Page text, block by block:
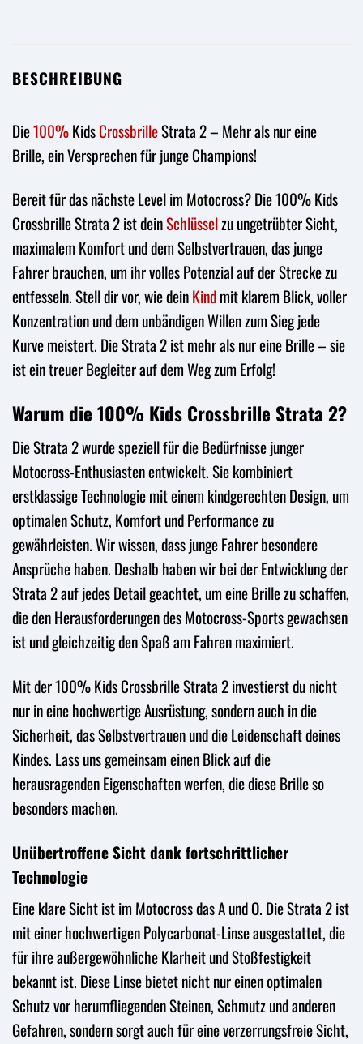
BESCHREIBUNG
Die100%KidsCrossbrilleStrata 2 – Mehr als nur eine
Brille, ein Versprechen für junge Champions!
Bereit für das nächste Level im Motocross? Die 100% Kids
Crossbrille Strata 2 ist deinSchlüsselzu ungetrübter Sicht,
maximalem Komfort und dem Selbstvertrauen, das junge
Fahrer brauchen, um ihr volles Potenzial auf der Strecke zu
entfesseln. Stell dir vor, wie deinKindmit klarem Blick, voller
Konzentration und dem unbändigen Willen zum Sieg jede
Kurve meistert. Die Strata 2 ist mehr als nur eine Brille – sie
ist ein treuer Begleiter auf dem Weg zum Erfolg!
Warum die 100% Kids Crossbrille Strata 2?
Die Strata 2 wurde speziell für die Bedürfnisse junger
Motocross-Enthusiasten entwickelt. Sie kombiniert
erstklassige Technologie mit einem kindgerechten Design, um
optimalen Schutz, Komfort und Performance zu
gewährleisten. Wir wissen, dass junge Fahrer besondere
Ansprüche haben. Deshalb haben wir bei der Entwicklung der
Strata 2 auf jedes Detail geachtet, um eine Brille zu schaffen,
die den Herausforderungen des Motocross-Sports gewachsen
ist und gleichzeitig den Spaß am Fahren maximiert.
Mit der 100% Kids Crossbrille Strata 2 investierst du nicht
nur in eine hochwertige Ausrüstung, sondern auch in die
Sicherheit, das Selbstvertrauen und die Leidenschaft deines
Kindes. Lass uns gemeinsam einen Blick auf die
herausragenden Eigenschaften werfen, die diese Brille so
besonders machen.
Unübertroffene Sicht dank fortschrittlicher
Technologie
Eine klare Sicht ist im Motocross das A und O. Die Strata 2 ist
mit einer hochwertigen Polycarbonat-Linse ausgestattet, die
für ihre außergewöhnliche Klarheit und Stoßfestigkeit
bekannt ist. Diese Linse bietet nicht nur einen optimalen
Schutz vor herumfliegenden Steinen, Schmutz und anderen
Gefahren, sondern sorgt auch für eine verzerrungsfreie Sicht,